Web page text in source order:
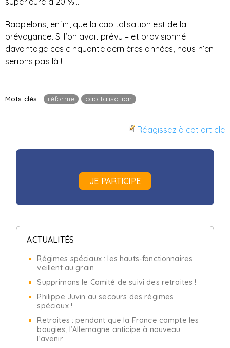
Rappelons, enfin, que la capitalisation est de la
prévoyance. Si l’on avait prévu – et provisionné
davantage ces cinquante dernières années, nous n’en
serions pas là !
Mots clés : réforme capitalisation
Réagissez à cet article
JE PARTICIPE
ACTUALITÉS
Régimes spéciaux : les hauts-fonctionnaires
veillent au grain
Supprimons le Comité de suivi des retraites !
Philippe Juvin au secours des régimes
spéciaux !
Retraites : pendant que la France compte les
bougies, l’Allemagne anticipe à nouveau
l’avenir